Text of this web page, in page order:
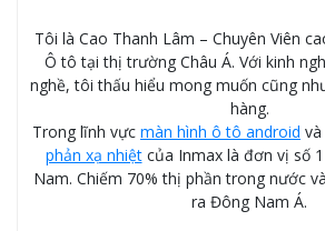
Tôi là Cao Thanh Lâm – Chuyên Viên
Ô tô tại thị trường Châu Á. Với kinh
nghề, tôi thấu hiểu mong muốn cũng
hàng.
Trong lĩnh vực màn hình ô tô android và
phản xạ nhiệtcủa Inmax là đơn vị số
Nam. Chiếm 70% thị phần trong nước
ra Đông Nam Á.